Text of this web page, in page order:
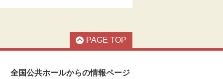
PAGE TOP
全国公共ホールからの情報ページ